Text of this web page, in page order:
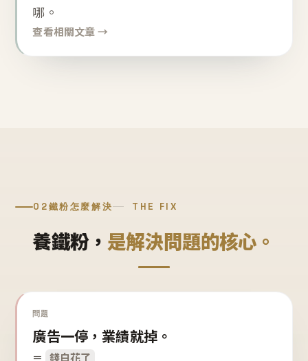
哪。
查看相關文章 →
02鐵粉怎麼解決 THE FIX
養鐵粉， 是解決問題的核心。
問題
廣告一停，業績就掉。
＝ 錢白花了